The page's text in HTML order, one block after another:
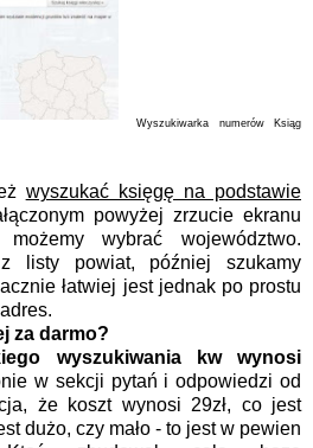
Wyszukiwarka numerów Ksiąg
wyszukać księgę na podstawie
powyżej zrzucie ekranu
wybrać województwo.
listy powiat, później szukamy
łatwiej jest jednak po prostu
za darmo?
wyszukiwania kw wynosi
w sekcji pytań i odpowiedzi od
że koszt wynosi 29zł, co jest
dużo, czy mało - to jest w pewien